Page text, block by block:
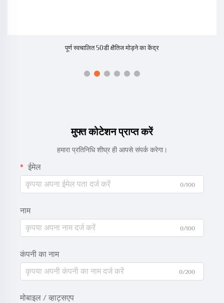
पूर्ण स्वचालित 50डी क्षैतिज मोड़ने का केंद्र
मुफ्त कोटेशन प्राप्त करें
हमारा प्रतिनिधि शीघ्र ही आपसे संपर्क करेगा।
ईमेल
0/100
नाम
0/100
कंपनी का नाम
0/200
मोबाइल / व्हाट्सएप